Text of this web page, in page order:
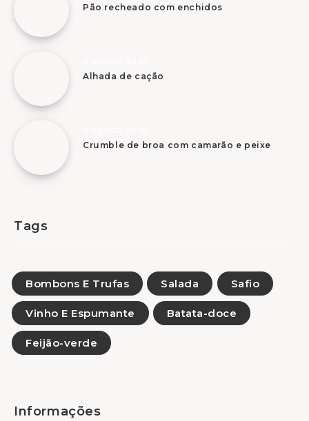
Pão recheado com enchidos
Alhada de cação
Crumble de broa com camarão e peixe
Tags
Bombons E Trufas Salada Safio
Vinho E Espumante Batata-doce
Feijão-verde
Informações